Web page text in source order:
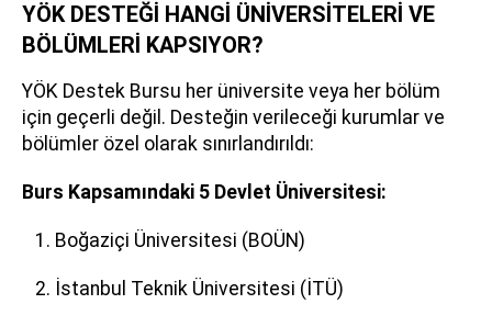
YÖK DESTEĞİ HANGİ ÜNİVERSİTELERİ VE
BÖLÜMLERİ KAPSIYOR?
YÖK Destek Bursu her üniversite veya her bölüm
için geçerli değil. Desteğin verileceği kurumlar ve
bölümler özel olarak sınırlandırıldı:
Burs Kapsamındaki 5 Devlet Üniversitesi:
Boğaziçi Üniversitesi (BOÜN)
İstanbul Teknik Üniversitesi (İTÜ)